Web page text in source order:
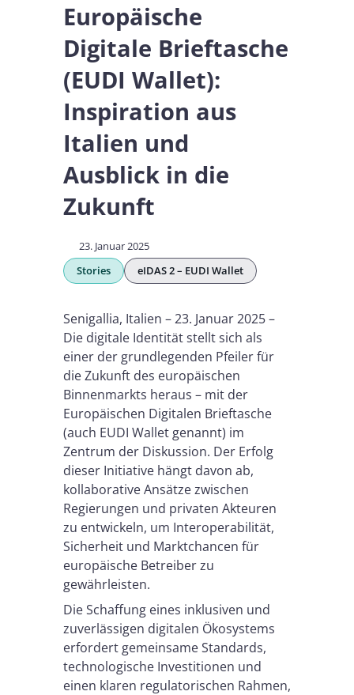
Europäische
Digitale Brieftasche
(EUDI Wallet):
Inspiration aus
Italien und
Ausblick in die
Zukunft
23. Januar 2025
Stories
eIDAS 2 – EUDI Wallet
Senigallia, Italien – 23. Januar 2025 –
Die digitale Identität stellt sich als
einer der grundlegenden Pfeiler für
die Zukunft des europäischen
Binnenmarkts heraus – mit der
Europäischen Digitalen Brieftasche
(auch EUDI Wallet genannt) im
Zentrum der Diskussion. Der Erfolg
dieser Initiative hängt davon ab,
kollaborative Ansätze zwischen
Regierungen und privaten Akteuren
zu entwickeln, um Interoperabilität,
Sicherheit und Marktchancen für
europäische Betreiber zu
gewährleisten.
Die Schaffung eines inklusiven und
zuverlässigen digitalen Ökosystems
erfordert gemeinsame Standards,
technologische Investitionen und
einen klaren regulatorischen Rahmen,